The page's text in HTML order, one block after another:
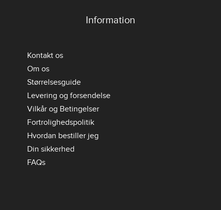
Information
Kontakt os
Om os
Størrelsesguide
Levering og forsendelse
Vilkår og Betingelser
Fortrolighedspolitik
Hvordan bestiller jeg
Din sikkerhed
FAQs